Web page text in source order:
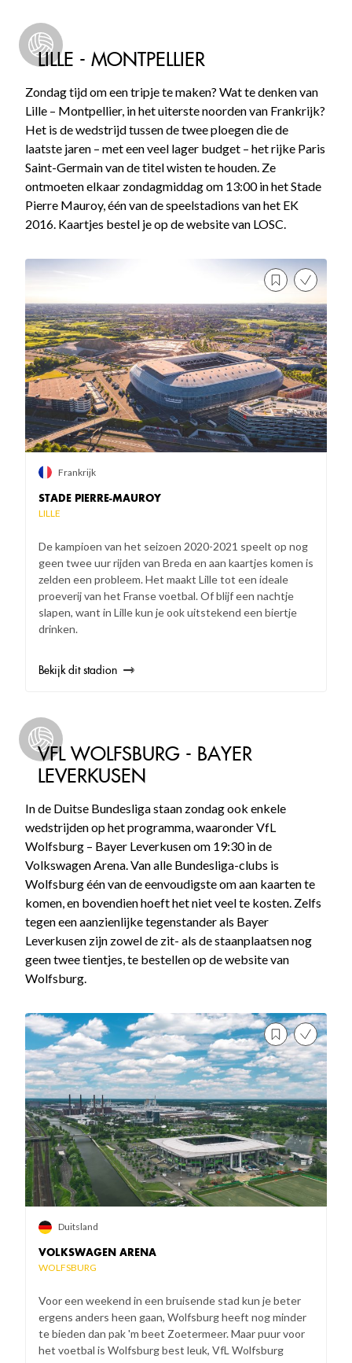
LILLE - MONTPELLIER
Zondag tijd om een tripje te maken? Wat te denken van
Lille – Montpellier, in het uiterste noorden van Frankrijk?
Het is de wedstrijd tussen de twee ploegen die de
laatste jaren – met een veel lager budget – het rijke Paris
Saint-Germain van de titel wisten te houden. Ze
ontmoeten elkaar zondagmiddag om 13:00 in het Stade
Pierre Mauroy, één van de speelstadions van het EK
2016. Kaartjes bestel je op de website van LOSC.
STADE PIERRE-MAUROY
LILLE
De kampioen van het seizoen 2020-2021 speelt op nog
geen twee uur rijden van Breda en aan kaartjes komen is
zelden een probleem. Het maakt Lille tot een ideale
proeverij van het Franse voetbal. Of blijf een nachtje
slapen, want in Lille kun je ook uitstekend een biertje
drinken.
Frankrijk
Bekijk dit stadion
VFL WOLFSBURG - BAYER
LEVERKUSEN
In de Duitse Bundesliga staan zondag ook enkele
wedstrijden op het programma, waaronder VfL
Wolfsburg – Bayer Leverkusen om 19:30 in de
Volkswagen Arena. Van alle Bundesliga-clubs is
Wolfsburg één van de eenvoudigste om aan kaarten te
komen, en bovendien hoeft het niet veel te kosten. Zelfs
tegen een aanzienlijke tegenstander als Bayer
Leverkusen zijn zowel de zit- als de staanplaatsen nog
geen twee tientjes, te bestellen op de website van
Wolfsburg.
VOLKSWAGEN ARENA
WOLFSBURG
Voor een weekend in een bruisende stad kun je beter
ergens anders heen gaan, Wolfsburg heeft nog minder
te bieden dan pak 'm beet Zoetermeer. Maar puur voor
het voetbal is Wolfsburg best leuk, VfL Wolfsburg
Duitsland